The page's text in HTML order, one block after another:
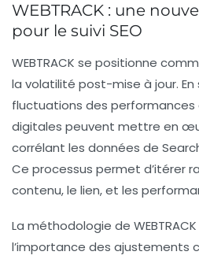
WEBTRACK : une
pour le suivi SEO
WEBTRACK se positionne
la volatilité post-mise à jour. En
fluctuations des performances
digitales peuvent mettre en
corrélant les données de
Ce processus permet d’itérer
contenu, le lien, et les
La méthodologie de
l’importance des ajustements